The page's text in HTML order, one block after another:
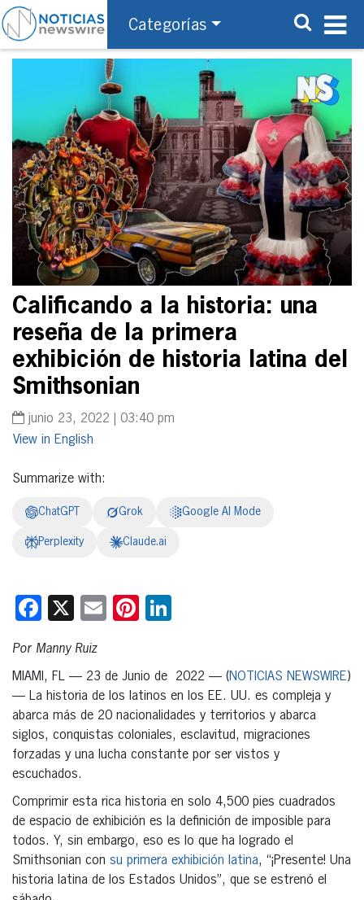
Categorías
Calificando a la historia: una
reseña de la primera
exhibición de historia latina del
Smithsonian
junio 23, 2022 | 03:40 pm
English
Summarize with:
ChatGPT Grok Google AI Mode
Perplexity Claude.ai
Facebook
X EmailPinterest
Por Manny Ruiz
MIAMI, FL — 23 de Junio de 2022 — (NOTICIAS NEWSWIRE)
— La historia de los latinos en los EE. UU. es compleja y
abarca más de 20 nacionalidades y territorios y abarca
siglos, conquistas coloniales, esclavitud, migraciones
forzadas y una lucha constante por ser vistos y
escuchados.
Comprimir esta rica historia en solo 4,500 pies cuadrados
de espacio de exhibición es la definición de imposible para
todos. Y, sin embargo, eso es lo que ha logrado el
Smithsonian con su primera exhibición latina, “¡Presente! Una
historia latina de los Estados Unidos”, que se estrenó el